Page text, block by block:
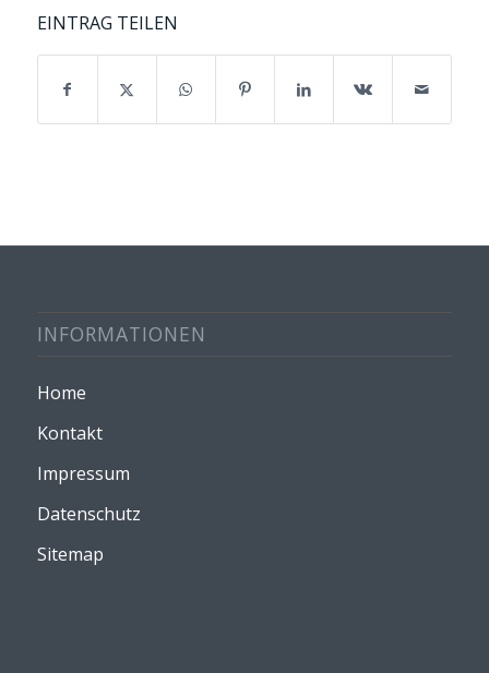
EINTRAG TEILEN
INFORMATIONEN
Home
Kontakt
Impressum
Datenschutz
Sitemap